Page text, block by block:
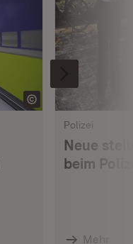
Polizei
Neue
beim
Mehr